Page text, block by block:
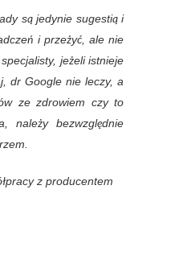
są jedynie sugestią i
i przeżyć, ale nie
jeżeli istnieje
dr Google nie leczy, a
ze zdrowiem czy to
należy bezwzględnie
z producentem